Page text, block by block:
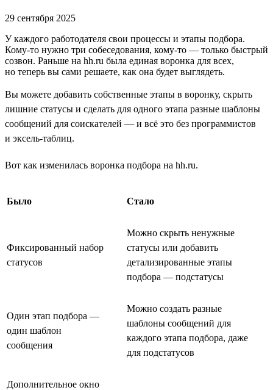
29 сентября 2025
У каждого работодателя свои процессы и этапы подбора.
Кому-то нужно три собеседования, кому-то — только быстрый
созвон. Раньше на hh.ru была единая воронка для всех,
но теперь вы сами решаете, как она будет выглядеть.
Вы можете добавить собственные этапы в воронку, скрыть
лишние статусы и сделать для одного этапа разные шаблоны
сообщений для соискателей — и всё это без программистов
и эксель-таблиц.
Вот как изменилась воронка подбора на hh.ru.
Было Стало
Фиксированный набор
статусов
Можно скрыть ненужные
статусы или добавить
детализированные этапы
подбора — подстатусы
Один этап подбора —
один шаблон
сообщения
Можно создать разные
шаблоны сообщений для
каждого этапа подбора, даже
для подстатусов
Дополнительное окно